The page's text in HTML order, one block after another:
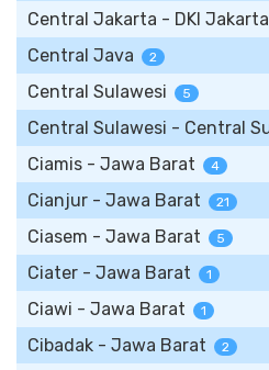
Central Jakarta - DKI Jakarta
Central Java 2
Central Sulawesi 5
Central Sulawesi - Central
Ciamis - Jawa Barat 4
Cianjur - Jawa Barat 21
Ciasem - Jawa Barat 5
Ciater - Jawa Barat 1
Ciawi - Jawa Barat 1
Cibadak - Jawa Barat 2